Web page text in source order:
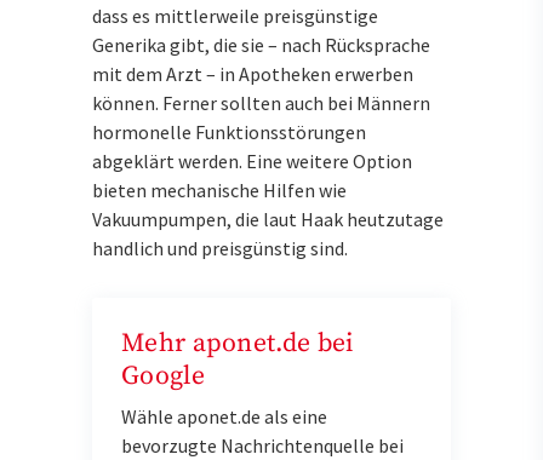
dass es mittlerweile preisgünstige
Generika gibt, die sie – nach Rücksprache
mit dem Arzt – in Apotheken erwerben
können. Ferner sollten auch bei Männern
hormonelle Funktionsstörungen
abgeklärt werden. Eine weitere Option
bieten mechanische Hilfen wie
Vakuumpumpen, die laut Haak heutzutage
handlich und preisgünstig sind.
Mehr aponet.de bei
Google
Wähle aponet.de als eine
bevorzugte Nachrichtenquelle bei